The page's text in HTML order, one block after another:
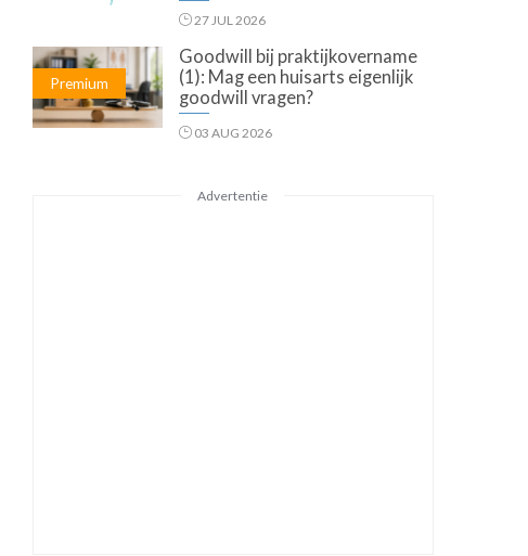
27 JUL 2026
Premium
Goodwill bij praktijkovername
(1): Mag een huisarts eigenlijk
goodwill vragen?
03 AUG 2026
Advertentie